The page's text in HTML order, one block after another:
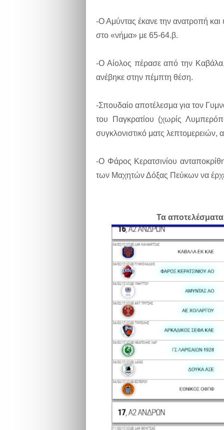
-Ο Αμύντας έκανε την ανατροπή
στο «νήμα» με 65-64.β.
-Ο Αίολος πέρασε από την
ανέβηκε στην πέμπτη θέση.
-Σπουδαίο αποτέλεσμα για τον
του Παγκρατίου (χωρίς
συγκλονιστικό ματς
-Ο Φάρος Κερατσινίου
των Μαχητών Δόξας Πεύκων να
Τα